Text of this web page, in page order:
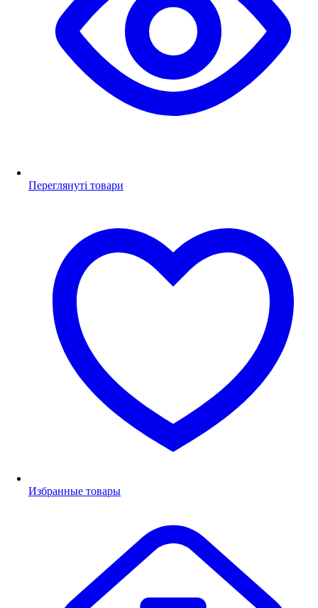
Переглянуті товари
Избранные товары